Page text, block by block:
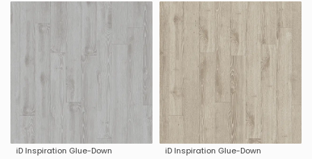
iD Inspiration Glue-Down iD Inspiration Glue-Down